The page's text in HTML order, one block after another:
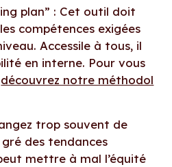
plan” : Cet outil doit
compétences exigées
Accessile à tous, il
en interne. Pour vous
découvrez notre méthodol
trop souvent de
des tendances
mettre à mal l’équité